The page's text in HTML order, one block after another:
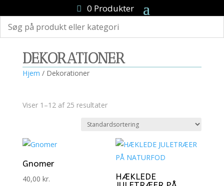
0 Produkter
DEKORATIONER
Hjem / Dekorationer
Viser 1–12 af 25 resultater
Gnomer
40,00 kr.
HÆKLEDE